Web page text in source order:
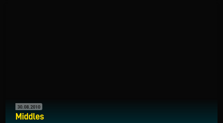
30.08.2010
Middles